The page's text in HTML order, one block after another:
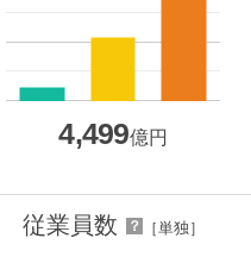
4,499億円
従業員数 ？ ［単独］